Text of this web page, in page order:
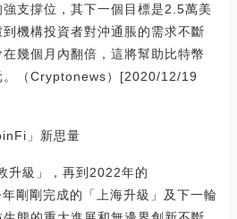
支撐位，其下一個目標是2.5萬美
機構投資者對沖通脹的需求不斷
幾個月內翻倍，這將幫助比特幣
。（Cryptonews）[2020/12/19
」新思量
升級」，再到2022年的
剛剛完成的「上海升級」及下一輪